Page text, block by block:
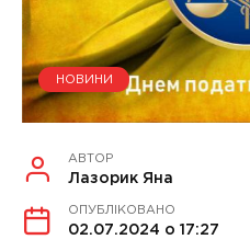
НОВИНИ
АВТОР
Лазорик Яна
ОПУБЛІКОВАНО
02.07.2024 о 17:27